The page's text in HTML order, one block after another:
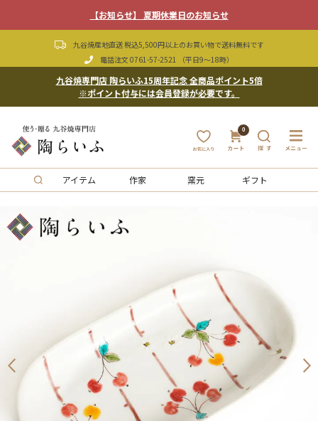
【お知らせ】 夏期休業日のお知らせ
九谷焼産地直送 税込5,500円以上のお買い物で送料無料です
電話注文 0761-57-2521 （平日9〜18時）
九谷焼専門店 陶らいふ15周年記念 全商品ポイント5倍
※ポイント付与には会員登録が必要です。
0
アイテム 作家 窯元 ギフト